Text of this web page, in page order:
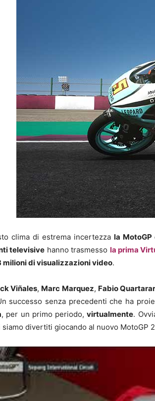
clima di estrema incertezzala
televisive hanno trasmesso la prima
milioni di visualizzazioni video.
Viñales, Marc Marquez, Fabio
successo senza precedenti che ha
, per un primo periodo,virtualmente.
siamo divertiti giocando al nuovo